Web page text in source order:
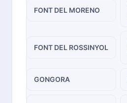
FONT DEL MORENO
FONT DEL ROSSINYOL
GONGORA